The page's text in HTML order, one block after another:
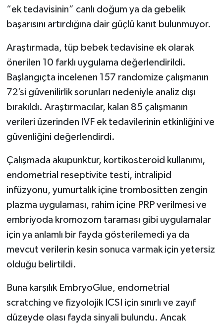
“ek tedavisinin” canlı doğum ya da gebelik
başarısını artırdığına dair güçlü kanıt bulunmuyor.
Araştırmada, tüp bebek tedavisine ek olarak
önerilen 10 farklı uygulama değerlendirildi.
Başlangıçta incelenen 157 randomize çalışmanın
72’si güvenilirlik sorunları nedeniyle analiz dışı
bırakıldı. Araştırmacılar, kalan 85 çalışmanın
verileri üzerinden IVF ek tedavilerinin etkinliğini ve
güvenliğini değerlendirdi.
Çalışmada akupunktur, kortikosteroid kullanımı,
endometrial reseptivite testi, intralipid
infüzyonu, yumurtalık içine trombositten zengin
plazma uygulaması, rahim içine PRP verilmesi ve
embriyoda kromozom taraması gibi uygulamalar
için ya anlamlı bir fayda gösterilemedi ya da
mevcut verilerin kesin sonuca varmak için yetersiz
olduğu belirtildi.
Buna karşılık EmbryoGlue, endometrial
scratching ve fizyolojik ICSI için sınırlı ve zayıf
düzeyde olası fayda sinyali bulundu. Ancak